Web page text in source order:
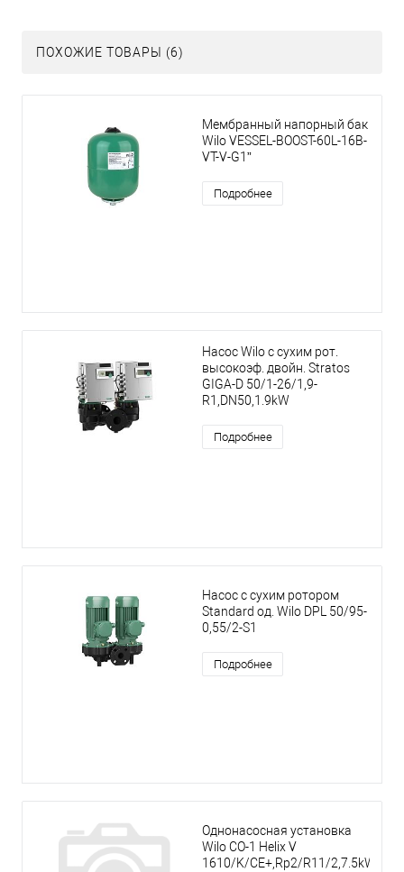
ПОХОЖИЕ ТОВАРЫ (6)
Мембранный напорный бак
Wilo VESSEL-BOOST-60L-16B-
VT-V-G1”
Подробнее
Насос Wilo с сухим рот.
высокоэф. двойн. Stratos
GIGA-D 50/1-26/1,9-
R1,DN50,1.9kW
Подробнее
Насос с сухим ротором
Standard од. Wilo DPL 50/95-
0,55/2-S1
Подробнее
Однонасосная установка
Wilo CO-1 Helix V
1610/K/CE+,Rp2/R11/2,7.5kW